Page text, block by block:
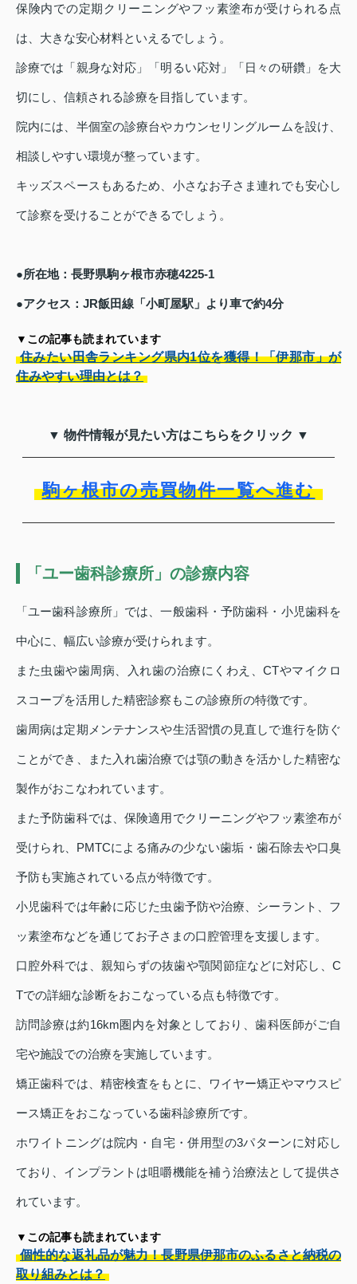
保険内での定期クリーニングやフッ素塗布が受けられる点
は、大きな安心材料といえるでしょう。
診療では「親身な対応」「明るい応対」「日々の研鑽」を大
切にし、信頼される診療を目指しています。
院内には、半個室の診療台やカウンセリングルームを設け、
相談しやすい環境が整っています。
キッズスペースもあるため、小さなお子さま連れでも安心し
て診察を受けることができるでしょう。
●所在地：長野県駒ヶ根市赤穂4225-1
●アクセス：JR飯田線「小町屋駅」より車で約4分
▼この記事も読まれています
住みたい田舎ランキング県内1位を獲得！「伊那市」が
住みやすい理由とは？
▼ 物件情報が見たい方はこちらをクリック ▼
駒ヶ根市の売買物件一覧へ進む
「ユー歯科診療所」の診療内容
「ユー歯科診療所」では、一般歯科・予防歯科・小児歯科を
中心に、幅広い診療が受けられます。
また虫歯や歯周病、入れ歯の治療にくわえ、CTやマイクロ
スコープを活用した精密診察もこの診療所の特徴です。
歯周病は定期メンテナンスや生活習慣の見直しで進行を防ぐ
ことができ、また入れ歯治療では顎の動きを活かした精密な
製作がおこなわれています。
また予防歯科では、保険適用でクリーニングやフッ素塗布が
受けられ、PMTCによる痛みの少ない歯垢・歯石除去や口臭
予防も実施されている点が特徴です。
小児歯科では年齢に応じた虫歯予防や治療、シーラント、フ
ッ素塗布などを通じてお子さまの口腔管理を支援します。
口腔外科では、親知らずの抜歯や顎関節症などに対応し、C
Tでの詳細な診断をおこなっている点も特徴です。
訪問診療は約16km圏内を対象としており、歯科医師がご自
宅や施設での治療を実施しています。
矯正歯科では、精密検査をもとに、ワイヤー矯正やマウスピ
ース矯正をおこなっている歯科診療所です。
ホワイトニングは院内・自宅・併用型の3パターンに対応し
ており、インプラントは咀嚼機能を補う治療法として提供さ
れています。
▼この記事も読まれています
個性的な返礼品が魅力！長野県伊那市のふるさと納税の
取り組みとは？